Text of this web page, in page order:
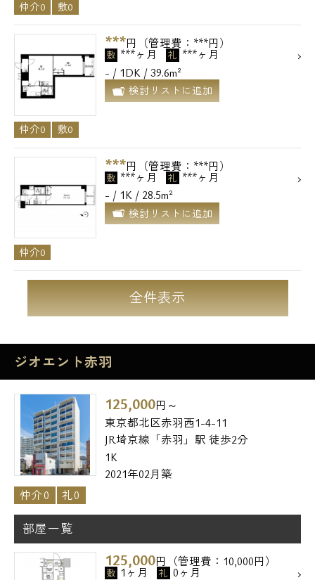
仲介0 敷0
***円（管理費：***円）
敷 ***ヶ月 礼 ***ヶ月
- / 1DK / 39.6m²
検討リストに追加
仲介0 敷0
***円（管理費：***円）
敷 ***ヶ月 礼 ***ヶ月
- / 1K / 28.5m²
検討リストに追加
仲介0
全件表示
ジオエント赤羽
125,000円～
東京都北区赤羽西1-4-11
JR埼京線「赤羽」駅 徒歩2分
1K
2021年02月築
仲介0
礼0
部屋一覧
125,000円（管理費：10,000円）
敷 1ヶ月 礼 0ヶ月